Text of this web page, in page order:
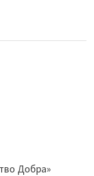
Добра»